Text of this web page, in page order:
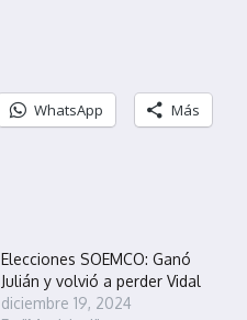
WhatsApp Más
Elecciones SOEMCO: Ganó
Julián y volvió a perder Vidal
diciembre 19, 2024